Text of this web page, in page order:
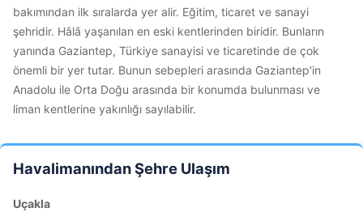
bakımından ilk sıralarda yer alir. Eğitim, ticaret ve sanayi
şehridir. Hâlâ yaşanılan en eski kentlerinden biridir. Bunların
yanında Gaziantep, Türkiye sanayisi ve ticaretinde de çok
önemli bir yer tutar. Bunun sebepleri arasında Gaziantep'in
Anadolu ile Orta Doğu arasında bir konumda bulunması ve
liman kentlerine yakınlığı sayılabilir.
Havalimanından Şehre Ulaşım
Uçakla